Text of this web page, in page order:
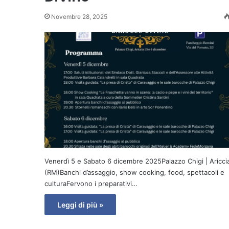
Novembre 28, 2025
Venerdì 5 e Sabato 6 dicembre 2025Palazzo Chigi |
(RM)Banchi d’assaggio, show cooking, food, spettacoli e
culturaFervono i preparativi…
Leggi di più »